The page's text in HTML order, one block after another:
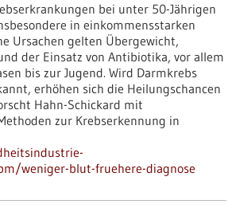
bei unter 50-Jährigen
in einkommensstarken
Ursachen gelten Übergewicht,
der Einsatz von Antibiotika, vor allem
bis zur Jugend. Wird Darmkrebs
erhöhen sich die Heilungschancen
Hahn-Schickard mit
zur Krebserkennung in
weniger-blut-fruehere-diagnose